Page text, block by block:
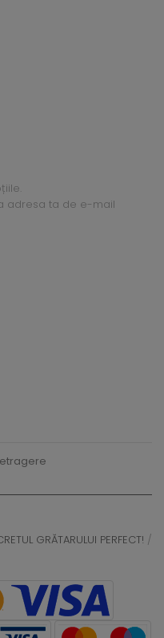
adresa ta de e-mail
GRĂTARULUI PERFECT! /